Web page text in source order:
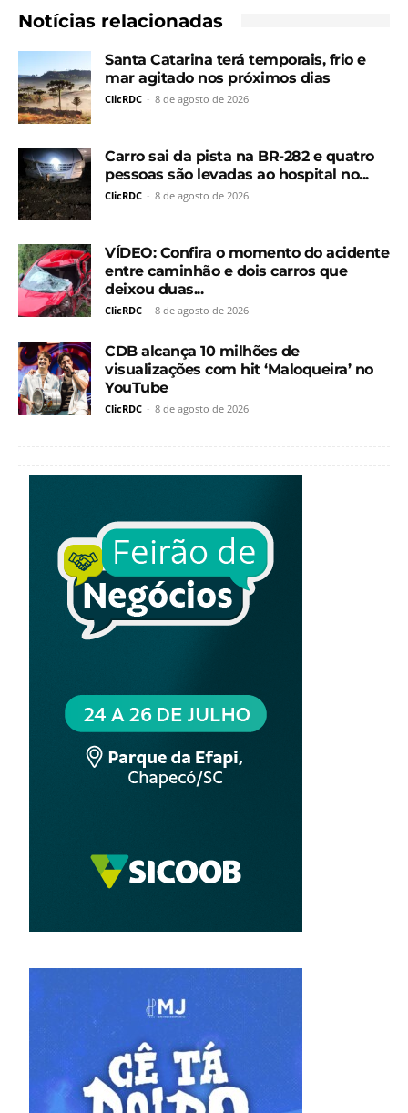
Notícias relacionadas
Santa Catarina terá temporais, frio e
mar agitado nos próximos dias
ClicRDC - 8 de agosto de 2026
Carro sai da pista na BR-282 e quatro
pessoas são levadas ao hospital no...
ClicRDC - 8 de agosto de 2026
VÍDEO: Confira o momento do acidente
entre caminhão e dois carros que
deixou duas...
ClicRDC - 8 de agosto de 2026
CDB alcança 10 milhões de
visualizações com hit ‘Maloqueira’ no
YouTube
ClicRDC - 8 de agosto de 2026